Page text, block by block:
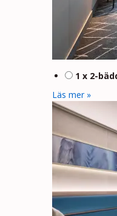
1 x 2-
Läs mer »